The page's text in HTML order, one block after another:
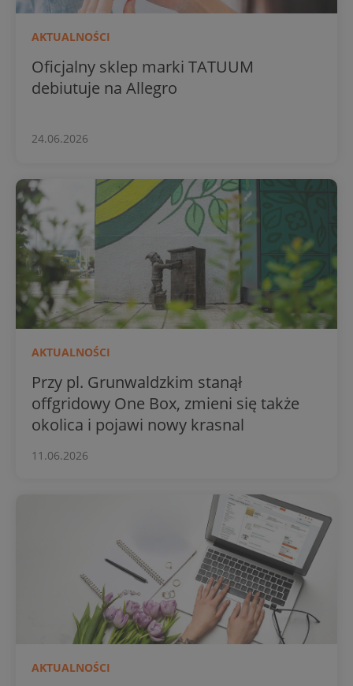
AKTUALNOŚCI
Oficjalny sklep marki TATUUM
debiutuje na Allegro
24.06.2026
AKTUALNOŚCI
Przy pl. Grunwaldzkim stanął
offgridowy One Box, zmieni się także
okolica i pojawi nowy krasnal
11.06.2026
AKTUALNOŚCI